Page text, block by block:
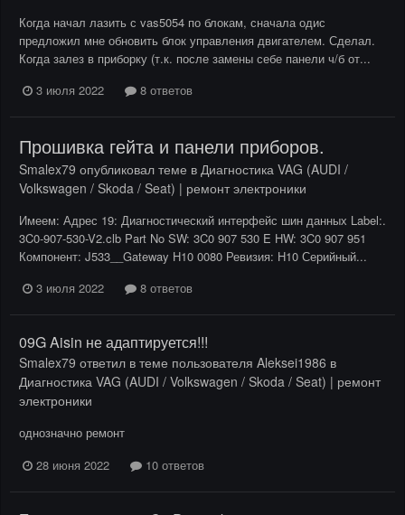
Когда начал лазить с vas5054 по блокам, сначала одис
предложил мне обновить блок управления двигателем. Сделал.
Когда залез в приборку (т.к. после замены себе панели ч/б от...
3 июля 2022
8 ответов
Прошивка гейта и панели приборов.
Smalex79 опубликовал теме в Диагностика VAG (AUDI /
Volkswagen / Skoda / Seat) | ремонт электроники
Имеем: Адрес 19: Диагностический интерфейс шин данных Label:.
3C0-907-530-V2.clb Part No SW: 3C0 907 530 E HW: 3C0 907 951
Компонент: J533__Gateway H10 0080 Ревизия: H10 Серийный...
3 июля 2022
8 ответов
09G Aisin не адаптируется!!!
Smalex79 ответил в теме пользователя Aleksei1986 в
Диагностика VAG (AUDI / Volkswagen / Skoda / Seat) | ремонт
электроники
однозначно ремонт
28 июня 2022
10 ответов